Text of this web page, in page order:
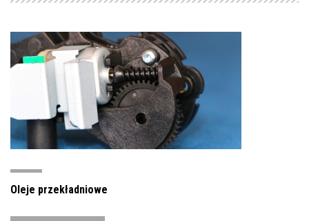
Oleje przekładniowe